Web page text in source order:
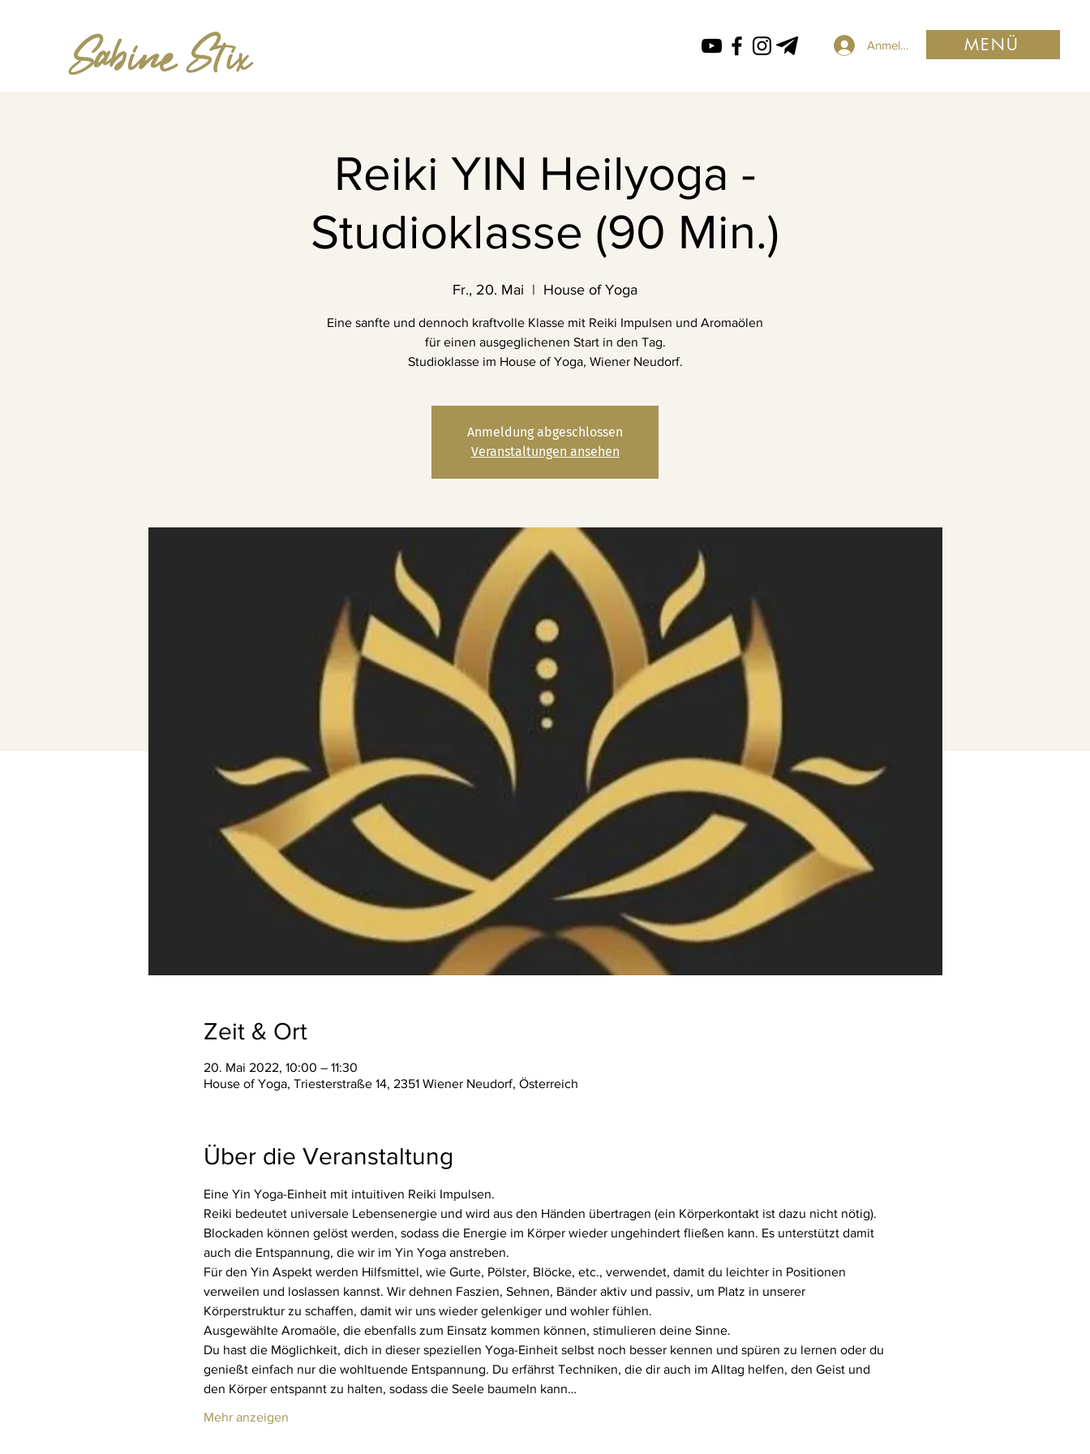
Anmelden MENÜ
Reiki YIN Heilyoga -
Studioklasse (90 Min.)
Fr., 20. Mai
  |
House of Yoga
Eine sanfte und dennoch kraftvolle Klasse mit Reiki Impulsen und Aromaölen
für einen ausgeglichenen Start in den Tag.
Studioklasse im House of Yoga, Wiener Neudorf.
Anmeldung abgeschlossen
Veranstaltungen ansehen
Zeit & Ort
20. Mai 2022, 10:00 – 11:30
House of Yoga, Triesterstraße 14, 2351 Wiener Neudorf, Österreich
Über die Veranstaltung
Eine Yin Yoga-Einheit mit intuitiven Reiki Impulsen.
Reiki bedeutet universale Lebensenergie und wird aus den Händen übertragen (ein Körperkontakt ist dazu nicht nötig).
Blockaden können gelöst werden, sodass die Energie im Körper wieder ungehindert fließen kann. Es unterstützt damit
auch die Entspannung, die wir im Yin Yoga anstreben.
Für den Yin Aspekt werden Hilfsmittel, wie Gurte, Pölster, Blöcke, etc., verwendet, damit du leichter in Positionen
verweilen und loslassen kannst. Wir dehnen Faszien, Sehnen, Bänder aktiv und passiv, um Platz in unserer
Körperstruktur zu schaffen, damit wir uns wieder gelenkiger und wohler fühlen.
Ausgewählte Aromaöle, die ebenfalls zum Einsatz kommen können, stimulieren deine Sinne.
Du hast die Möglichkeit, dich in dieser speziellen Yoga-Einheit selbst noch besser kennen und spüren zu lernen oder du
genießt einfach nur die wohltuende Entspannung. Du erfährst Techniken, die dir auch im Alltag helfen, den Geist und
den Körper entspannt zu halten, sodass die Seele baumeln kann…
Mehr anzeigen